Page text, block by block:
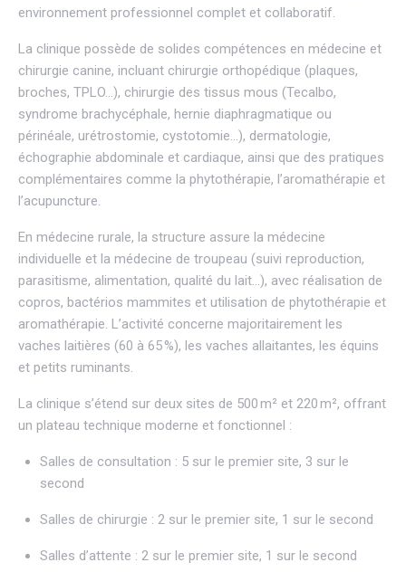
environnement professionnel complet et collaboratif.
La clinique possède de solides compétences en médecine et
chirurgie canine, incluant chirurgie orthopédique (plaques,
broches, TPLO…), chirurgie des tissus mous (Tecalbo,
syndrome brachycéphale, hernie diaphragmatique ou
périnéale, urétrostomie, cystotomie…), dermatologie,
échographie abdominale et cardiaque, ainsi que des pratiques
complémentaires comme la phytothérapie, l’aromathérapie et
l’acupuncture.
En médecine rurale, la structure assure la médecine
individuelle et la médecine de troupeau (suivi reproduction,
parasitisme, alimentation, qualité du lait…), avec réalisation de
copros, bactérios mammites et utilisation de phytothérapie et
aromathérapie. L’activité concerne majoritairement les
vaches laitières (60 à 65 %), les vaches allaitantes, les équins
et petits ruminants.
La clinique s’étend sur deux sites de 500 m² et 220 m², offrant
un plateau technique moderne et fonctionnel :
Salles de consultation : 5 sur le premier site, 3 sur le
second
Salles de chirurgie : 2 sur le premier site, 1 sur le second
Salles d’attente : 2 sur le premier site, 1 sur le second